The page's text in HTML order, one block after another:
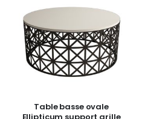
Table basse ovale